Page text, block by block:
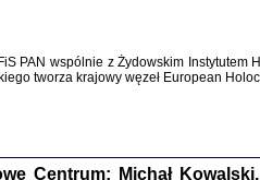
SZCZĘŚCIE
PAN wspólnie z Żydowskim Instytutem
tworza krajowy węzeł European
Centrum: Michał